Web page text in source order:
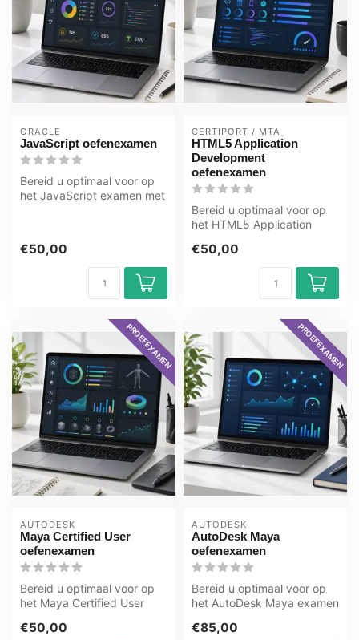
ORACLE
JavaScript oefenexamen
Bereid u optimaal voor op
het JavaScript examen met
€50,00
CERTIPORT / MTA
HTML5 Application
Development
oefenexamen
Bereid u optimaal voor op
het HTML5 Application
het GMetr...
€50,00
PROEFEXAMEN
AUTODESK
Maya Certified User
oefenexamen
Bereid u optimaal voor op
het Maya Certified User
oefenex...
€50,00
PROEFEXAMEN
AUTODESK
AutoDesk Maya
oefenexamen
Bereid u optimaal voor op
het AutoDesk Maya examen
oefenexamen v...
€85,00